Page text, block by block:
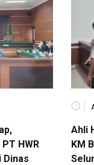
HWR
Dinas
Ahli
KM